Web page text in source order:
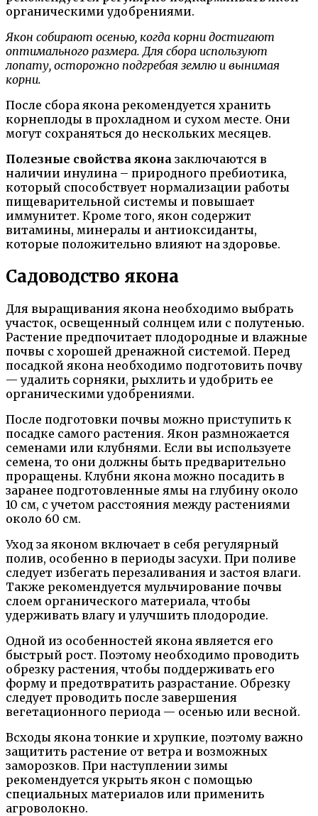
органическими удобрениями.
Якон собирают осенью, когда корни достигают
оптимального размера. Для сбора используют
лопату, осторожно подгребая землю и вынимая
корни.
После сбора якона рекомендуется хранить
корнеплоды в прохладном и сухом месте. Они
могут сохраняться до нескольких месяцев.
Полезные свойства якона заключаются в
наличии инулина – природного пребиотика,
который способствует нормализации работы
пищеварительной системы и повышает
иммунитет. Кроме того, якон содержит
витамины, минералы и антиоксиданты,
которые положительно влияют на здоровье.
Садоводство якона
Для выращивания якона необходимо выбрать
участок, освещенный солнцем или с полутенью.
Растение предпочитает плодородные и влажные
почвы с хорошей дренажной системой. Перед
посадкой якона необходимо подготовить почву
— удалить сорняки, рыхлить и удобрить ее
органическими удобрениями.
После подготовки почвы можно приступить к
посадке самого растения. Якон размножается
семенами или клубнями. Если вы используете
семена, то они должны быть предварительно
проращены. Клубни якона можно посадить в
заранее подготовленные ямы на глубину около
10 см, с учетом расстояния между растениями
около 60 см.
Уход за яконом включает в себя регулярный
полив, особенно в периоды засухи. При поливе
следует избегать перезаливания и застоя влаги.
Также рекомендуется мульчирование почвы
слоем органического материала, чтобы
удерживать влагу и улучшить плодородие.
Одной из особенностей якона является его
быстрый рост. Поэтому необходимо проводить
обрезку растения, чтобы поддерживать его
форму и предотвратить разрастание. Обрезку
следует проводить после завершения
вегетационного периода — осенью или весной.
Всходы якона тонкие и хрупкие, поэтому важно
защитить растение от ветра и возможных
заморозков. При наступлении зимы
рекомендуется укрыть якон с помощью
специальных материалов или применить
агроволокно.